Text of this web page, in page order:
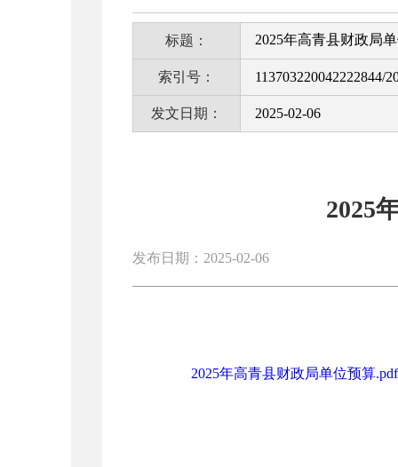
标题： 2025年高青县财政局
索引号： 113703220042222844/
发文日期： 2025-02-06
2025
发布日期：2025-02-06
2025年高青县财政局单位预算.pdf